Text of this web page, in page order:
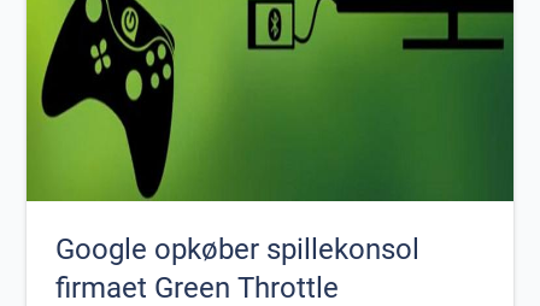
Google opkøber spillekonsol
firmaet Green Throttle